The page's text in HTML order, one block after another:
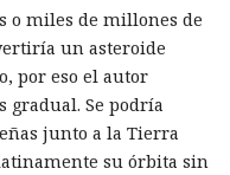
o miles de millones de
un asteroide
por eso el autor
gradual. Se podría
junto a la Tierra
su órbita sin